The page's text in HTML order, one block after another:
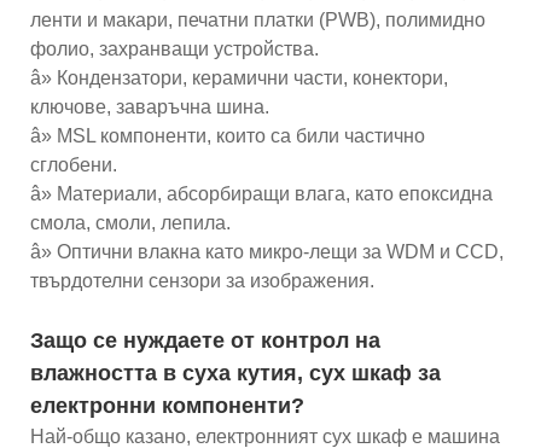
ленти и макари, печатни платки (PWB), полимидно
фолио, захранващи устройства.
â» Кондензатори, керамични части, конектори,
ключове, заваръчна шина.
â» MSL компоненти, които са били частично
сглобени.
â» Материали, абсорбиращи влага, като епоксидна
смола, смоли, лепила.
â» Оптични влакна като микро-лещи за WDM и CCD,
твърдотелни сензори за изображения.
Защо се нуждаете от контрол на
влажността в суха кутия, сух шкаф за
електронни компоненти?
Най-общо казано, електронният сух шкаф е машина